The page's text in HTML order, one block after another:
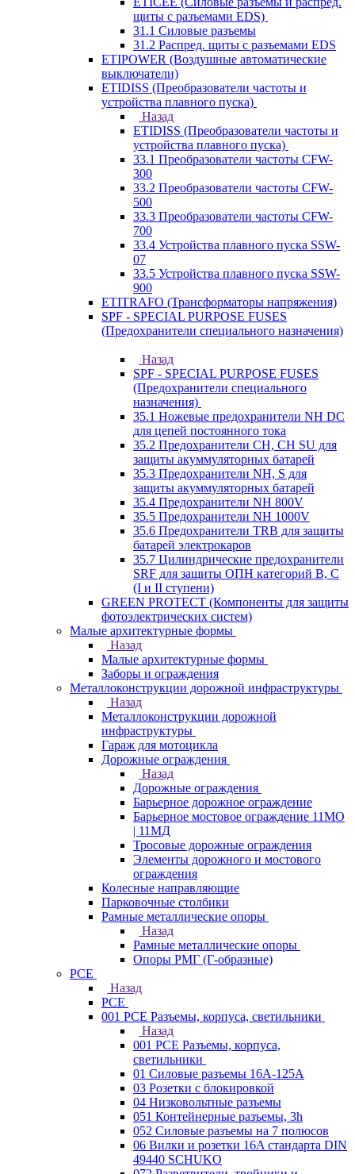
щиты с разъемами EDS)
31.1 Силовые разъемы
31.2 Распред. щиты с разъемами EDS
ETIPOWER (Воздушные автоматические
выключатели)
ETIDISS (Преобразователи частоты и
устройства плавного пуска)
Назад
ETIDISS (Преобразователи частоты и
устройства плавного пуска)
33.1 Преобразователи частоты CFW-
300
33.2 Преобразователи частоты CFW-
500
33.3 Преобразователи частоты CFW-
700
33.4 Устройства плавного пуска SSW-
07
33.5 Устройства плавного пуска SSW-
900
ETITRAFO (Трансформаторы напряжения)
SPF - SPECIAL PURPOSE FUSES
(Предохранители специального назначения)
Назад
SPF - SPECIAL PURPOSE FUSES
(Предохранители специального
назначения)
35.1 Ножевые предохранители NH DC
для цепей постоянного тока
35.2 Предохранители CH, CH SU для
защиты акуммуляторных батарей
35.3 Предохранители NH, S для
защиты акуммуляторных батарей
35.4 Предохранители NH 800V
35.5 Предохранители NH 1000V
35.6 Предохранители TRB для защиты
батарей электрокаров
35.7 Цилиндрические предохранители
SRF для защиты ОПН категорий B, C
(I и II ступени)
GREEN PROTECT (Компоненты для защиты
фотоэлектрических систем)
Малые архитектурные формы
Назад
Малые архитектурные формы
Заборы и ограждения
Металлоконструкции дорожной инфраструктуры
Назад
Металлоконструкции дорожной
инфраструктуры
Гараж для мотоцикла
Дорожные ограждения
Назад
Дорожные ограждения
Барьерное дорожное ограждение
Барьерное мостовое ограждение 11МО
| 11МД
Тросовые дорожные ограждения
Элементы дорожного и мостового
ограждения
Колесные направляющие
Парковочные столбики
Рамные металлические опоры
Назад
Рамные металлические опоры
Опоры РМГ (Г-образные)
PCE
Назад
PCE
001 PCE Разъемы, корпуса, светильники
Назад
001 PCE Разъемы, корпуса,
светильники
01 Силовые разъемы 16А-125А
03 Розетки с блокировкой
04 Низковольтные разъемы
051 Контейнерные разъемы, 3h
052 Силовые разъемы на 7 полюсов
06 Вилки и розетки 16A стандарта DIN
49440 SCHUKO